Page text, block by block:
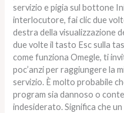
servizio e pigia sul bottone
interlocutore, fai clic due
destra della visualizzazione
due volte il tasto Esc sulla
come funziona Omegle, ti
poc’anzi per raggiungere la
servizio. È molto probabile
program sia dannoso o
indesiderato. Significa che